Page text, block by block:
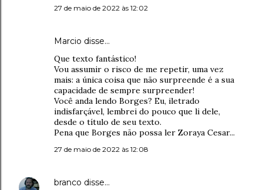
27 de maio de 2022 às 12:02
Marcio disse…
Que texto fantástico!
Vou assumir o risco de me repetir, uma vez
mais: a única coisa que não surpreende é a sua
capacidade de sempre surpreender!
Você anda lendo Borges? Eu, iletrado
indisfarçável, lembrei do pouco que li dele,
desde o título de seu texto.
Pena que Borges não possa ler Zoraya Cesar...
27 de maio de 2022 às 12:08
branco disse…